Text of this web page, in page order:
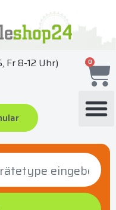
Fr 8-12 Uhr) 0